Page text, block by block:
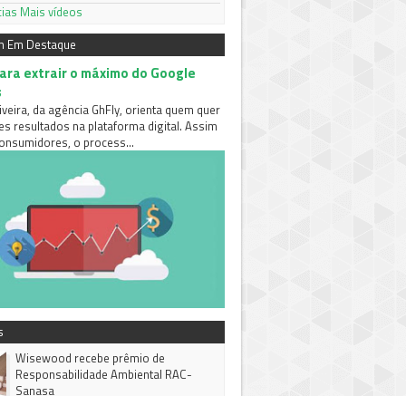
Mais vídeos
Em Destaque
extrair o máximo do Google
da agência GhFly, orienta quem quer
resultados na plataforma digital. Assim
o process...
Wisewood recebe prêmio de
Responsabilidade Ambiental RAC-
Sanasa